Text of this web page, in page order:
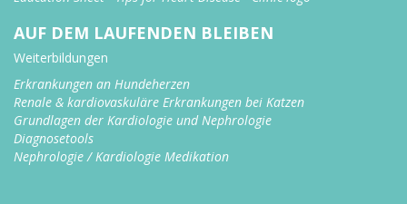
AUF DEM LAUFENDEN BLEIBEN
Weiterbildungen
Erkrankungen an Hundeherzen
Renale & kardiovaskuläre Erkrankungen bei Katzen
Grundlagen der Kardiologie und Nephrologie
Diagnosetools
Nephrologie / Kardiologie Medikation